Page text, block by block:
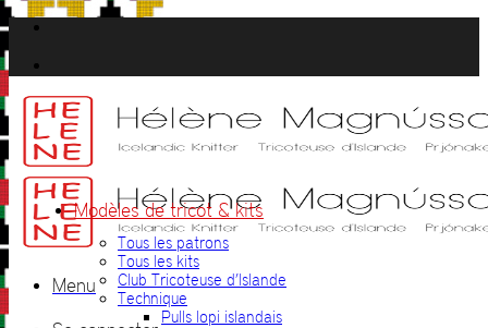
Passer
au
contenu
Menu
Modèles de tricot & kits
Tous les patrons
Tous les kits
Club Tricoteuse d’Islande
Technique
Pulls lopi islandais